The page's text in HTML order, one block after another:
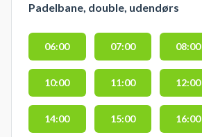
Padelbane, double, udendørs
06:00 07:00 08:00
10:00 11:00 12:00
14:00 15:00 16:00